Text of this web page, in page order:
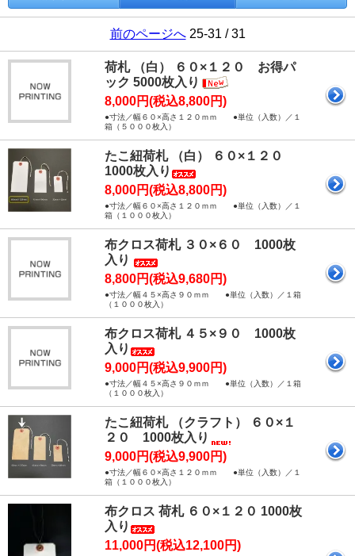
前のページへ25-31 / 31
荷札 （白） ６０×１２０ お得パ
ック 5000枚入り
8,000円(税込8,800円)
●寸法／幅６０×高さ１２０ｍｍ ●単位（入数）／１
箱（５０００枚入）
たこ紐荷札 （白） ６０×１２０
1000枚入り
8,000円(税込8,800円)
●寸法／幅６０×高さ１２０ｍｍ ●単位（入数）／１
箱（１０００枚入）
布クロス荷札 ３０×６０ 1000枚
入り
8,800円(税込9,680円)
●寸法／幅４５×高さ９０ｍｍ ●単位（入数）／１箱
（１０００枚入）
布クロス荷札 ４５×９０ 1000枚
入り
9,000円(税込9,900円)
●寸法／幅４５×高さ９０ｍｍ ●単位（入数）／１箱
（１０００枚入）
たこ紐荷札 （クラフト） ６０×１
２０ 1000枚入り
9,000円(税込9,900円)
●寸法／幅６０×高さ１２０ｍｍ ●単位（入数）／１
箱（１０００枚入）
布クロス 荷札 ６０×１２０ 1000枚
入り
11,000円(税込12,100円)